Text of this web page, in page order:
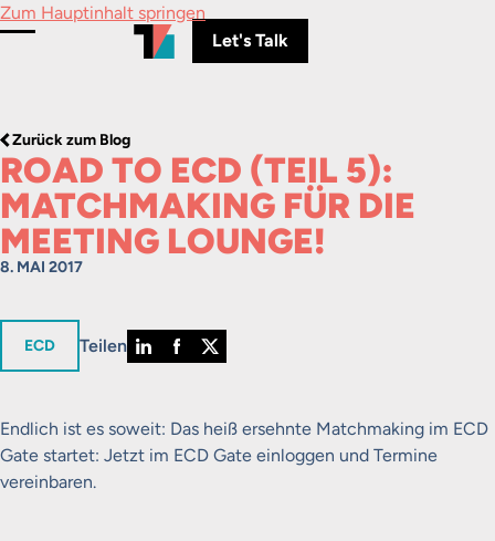
Zum Hauptinhalt springen
Menü umschalten
Let's Talk
Zurück zum Blog
ROAD TO ECD (TEIL 5):
MATCHMAKING FÜR DIE
MEETING LOUNGE!
8. MAI 2017
in
ECD Teilen
Endlich ist es soweit: Das heiß ersehnte Matchmaking im ECD
Gate startet: Jetzt im ECD Gate einloggen und Termine
vereinbaren.